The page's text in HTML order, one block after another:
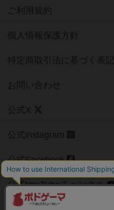
ご利用規約
個人情報保護方針
特定商取引法に基づく表記
お問い合わせ
公式X
公式instagram
公式Facebook
公式YouTubeチャンネル